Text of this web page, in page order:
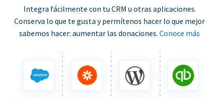
Integra fácilmente con tu CRM u otras aplicaciones.
Conserva lo que te gusta y permítenos hacer lo que mejor
sabemos hacer: aumentar las donaciones. Conoce más